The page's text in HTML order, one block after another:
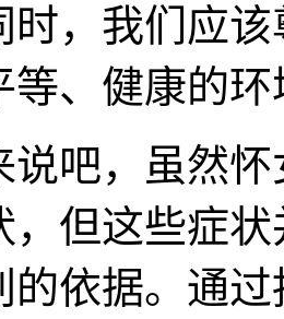
时，我们应
等、健康的
，虽然怀
，但这些症
的依据。通